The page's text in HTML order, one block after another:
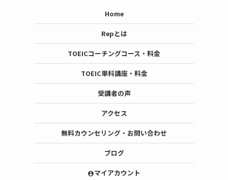
Home
Repとは
TOEICコーチングコース・料金
TOEIC単科講座・料金
受講者の声
アクセス
無料カウンセリング・お問い合わせ
ブログ
account_circleマイアカウント